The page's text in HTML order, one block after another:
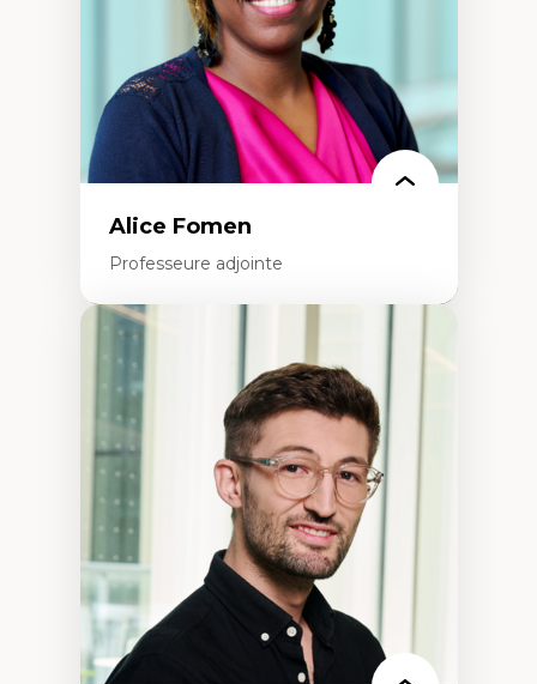
Épistémologie des techniques de recherche
numérique et l’IA
Théorie des droits de la personne
La pensée politique d’Hannah Arendt
La pensée politique à l’ère numérique
Justice internationale et normes
internationales
Alice Fomen
Professeure adjointe
Expertises
Acceptabilité, acceptation et adoption des
technologies
Technologies d'apprentissage innovantes
Insertion professionnelle du nouveau
personnel enseignant
Construction identitaire en milieu
minoritaire francophone
Technologies éducatives pour la formation
continue